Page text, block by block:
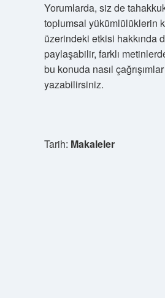
Yorumlarda, siz de
toplumsal yükümlülüklerin
üzerindeki etkisi hakkında
paylaşabilir, farklı
bu konuda nasıl çağrışımlar
yazabilirsiniz.
Tarih: Makaleler